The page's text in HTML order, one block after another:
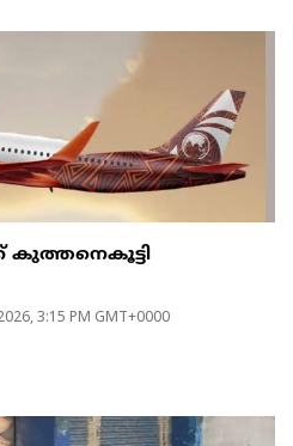
കുത്തനെകൂട്ടി
3:15 PM GMT+0000